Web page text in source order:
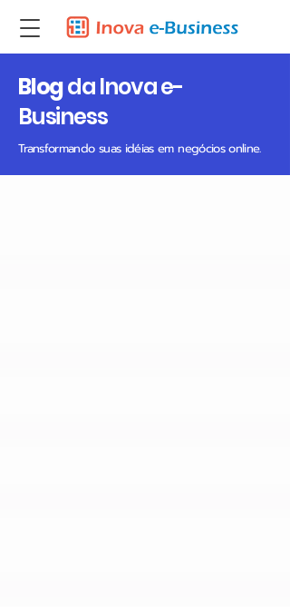
Blogda Inova e-
Business
Transformando suas idéias em negócios online.